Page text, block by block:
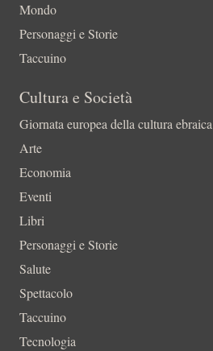
Mondo
Personaggi e Storie
Taccuino
Cultura e Società
Giornata europea della cultura ebraica
Arte
Economia
Eventi
Libri
Personaggi e Storie
Salute
Spettacolo
Taccuino
Tecnologia